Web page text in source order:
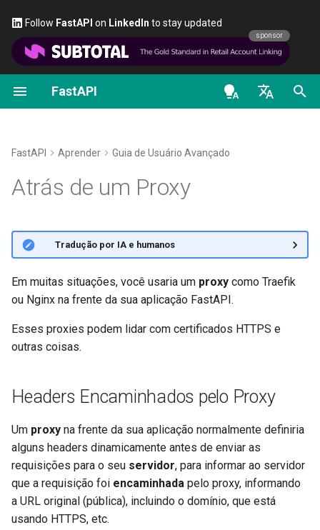
Follow FastAPI on LinkedIn to stay updated
sponsor
FastAPI
de - Deutsch
fr - français
hi - हिन्दी
ja - 日本語
ko - 한국어
pt - português
ru - русский язык
zh - 简体中文
zh-hant - 繁體中文
Primeiros Passos
Parâmetros de consulta e
validações de string
Parâmetros de path e
validações numéricas
Modelos de Parâmetros de
Corpo - Múltiplos parâmetros
Corpo - Campos
Corpo - Modelos aninhados
Declare dados de exemplo da
requisição
Classes como
decoradores de operações
de rota
Dependências Globais
Segurança - Primeiros
Obter Usuário Atual
Simples OAuth2 com
Bearer
OAuth2 com Senha (e
hashing), Bearer com
Escopos OAuth2
Headers Encaminhados pelo
Ativar headers encaminhados
Como funcionam os headers
Proxy com um prefixo de path
removido
Verificando o root_path atual
Configurando o root_path na
aplicação FastAPI
Sobre root_path
Sobre proxies com um prefixo de
Sobre as versões do FastAPI
Conceitos de Implantações
Implantar FastAPI em
provedores de nuvem
Trabalhadores do Servidor -
FastAPI em contêineres -
Geral - Como Fazer -
Migrar do Pydantic v1 para o
Request e classe APIRoute
personalizadas
OpenAPI condicional
Extendendo o OpenAPI
Saída ou Não
Recursos Estáticos
Personalizados para a UI de
Documentação (Hospedagem
Própria)
Configure a UI do Swagger
FastAPI class
Exceptions - HTTPException
and WebSocketException
Dependencies - Depends()
and Security()
APIRouter class
BackgroundTasks
Request class
WebSockets
HTTPConnection class
OpenAPI docs
FastAPI People
Full Stack FastAPI Template
FastAPI and friends
newsletter
Alternativas, Inspiração e
História, Design e Futuro
Benchmarks
FastAPI Aprender Guia de Usuário Avançado
Atrás de um Proxy
🌐 Tradução por IA e humanos
Em muitas situações, você usaria um proxy como Traefik
ou Nginx na frente da sua aplicação FastAPI.
Esses proxies podem lidar com certificados HTTPS e
outras coisas.
Headers Encaminhados pelo Proxy
Um proxy na frente da sua aplicação normalmente definiria
alguns headers dinamicamente antes de enviar as
requisições para o seu servidor, para informar ao servidor
que a requisição foi encaminhada pelo proxy, informando
a URL original (pública), incluindo o domínio, que está
usando HTTPS, etc.